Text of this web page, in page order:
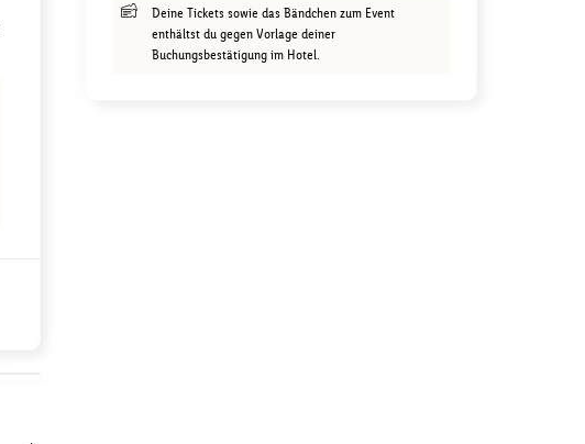
Deine Tickets sowie das Bändchen zum Event
enthältst du gegen Vorlage deiner
Buchungsbestätigung im Hotel.